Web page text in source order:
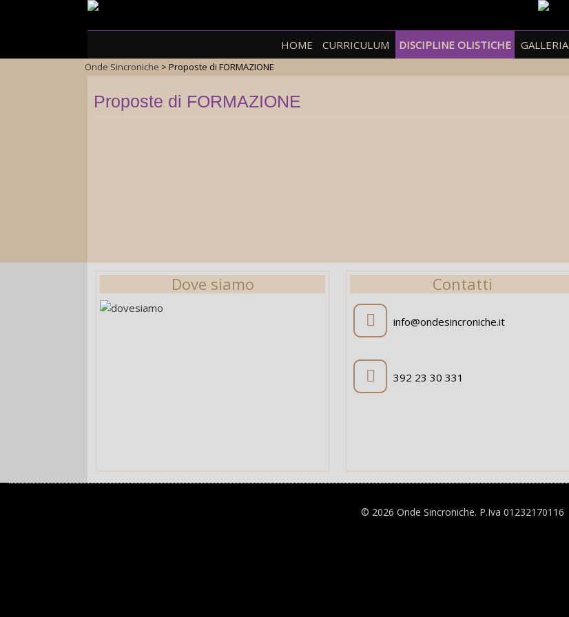
to
HOME CURRICULUM DISCIPLINE OLISTICHE GALLERIA
Onde Sincroniche > Proposte di FORMAZIONE
Proposte di FORMAZIONE
Dove siamo Contatti
info@ondesincroniche.it
392 23 30 331
© 2026 Onde Sincroniche. P.Iva 01232170116